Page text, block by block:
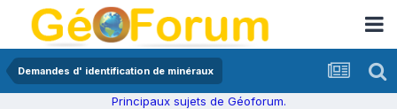
Demandes d' identification de minéraux
Principaux sujets de Géoforum.